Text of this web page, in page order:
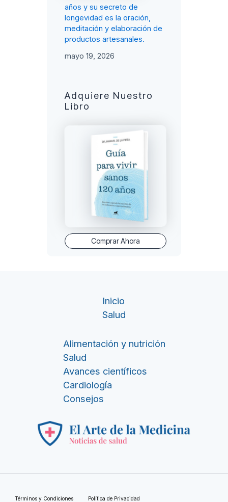
años y su secreto de
longevidad es la oración,
meditación y elaboración de
productos artesanales.
mayo 19, 2026
Adquiere Nuestro
Libro
Comprar Ahora
Inicio
Salud
Alimentación y nutrición
Salud
Avances científicos
Cardiología
Consejos
Términos y Condiciones Política de Privacidad